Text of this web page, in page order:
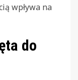
wpływa na
do